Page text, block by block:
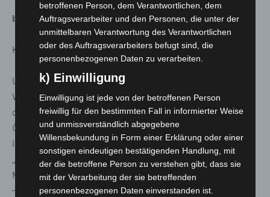
b. Digital:
Kokibühne LIVE!
Unter dieser Überschrift werden in den nächsten
Wochen der fortdauernden Schließung auf der Bühne
des Kinosaals Konzerte (unter Ausschluss der
Öffentlichkeit) für Fernsehausstrahlungen und
Internetstreaming aufgezeichnet. Ein wunderbares
„Fenster“ für lokale und regionale Bands, Ensembles und
Musiker, die sich hierfür in großer Zahl beworben haben
– Kooperation mit h1, Kulturbüro (UNESCO City of Music,
betroffenen Person, dem Verantwortlichen, dem
Auftragsverarbeiter und den Personen, die unter der
unmittelbaren Verantwortung des Verantwortlichen
oder des Auftragsverarbeiters befugt sind, die
personenbezogenen Daten zu verarbeiten.
k) Einwilligung
Einwilligung ist jede von der betroffenen Person
freiwillig für den bestimmten Fall in informierter Weise
und unmissverständlich abgegebene
Willensbekundung in Form einer Erklärung oder einer
sonstigen eindeutigen bestätigenden Handlung, mit
der die betroffene Person zu verstehen gibt, dass sie
mit der Verarbeitung der sie betreffenden
personenbezogenen Daten einverstanden ist.